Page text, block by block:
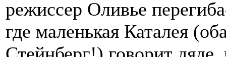
режиссер Оливье
где маленькая Каталея